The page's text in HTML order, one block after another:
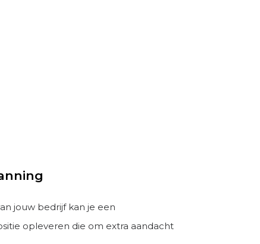
jouw bedrijf kan je een
opleveren die om extra aandacht